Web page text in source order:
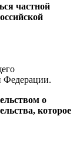
частной
Федерации.
о
которое